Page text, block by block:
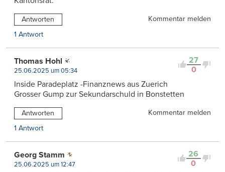
Antworten
Kommentar melden
1 Antwort
27
0
Thomas Hohl
25.06.2025 um 05:34
Inside Paradeplatz -Finanznews aus Zuerich
Grosser Gump zur Sekundarschuld in Bonstetten
Antworten
Kommentar melden
1 Antwort
26
0
Georg Stamm
25.06.2025 um 12:47